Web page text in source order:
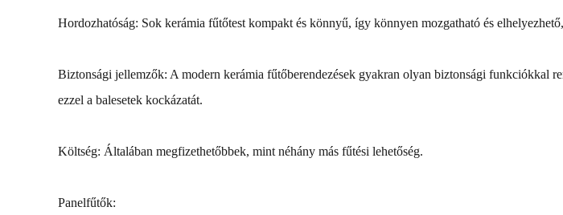
Hordozhatóság: Sok kerámia fűtőtest kompakt és könnyű, így könnyen mozgatható és
Biztonsági jellemzők: A modern kerámia fűtőberendezések gyakran olyan biztonsági funkciókkal
ezzel a balesetek kockázatát.
Költség: Általában megfizethetőbbek, mint néhány más fűtési lehetőség.
Panelfűtők: